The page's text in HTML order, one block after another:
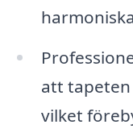
att
vilket